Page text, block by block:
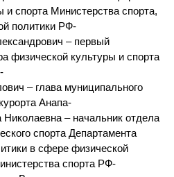
и спорта Министерства спорта,
политики РФ-
– первый
физической культуры и спорта
– глава муниципального
Анапа-
– начальник отдела
спорта Департамента
в сфере физической
спорта РФ-